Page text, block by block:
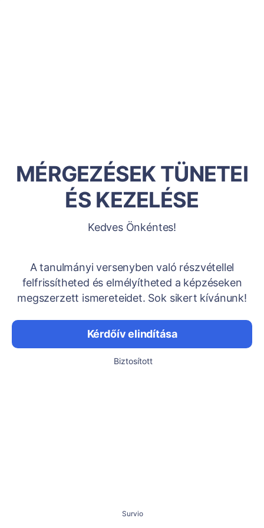
MÉRGEZÉSEK TÜNETEI
ÉS KEZELÉSE
Kedves Önkéntes!
A tanulmányi versenyben való részvétellel
felfrissítheted és elmélyítheted a képzéseken
megszerzett ismereteidet. Sok sikert kívánunk!
Kérdőív elindítása
Biztosított
Survio